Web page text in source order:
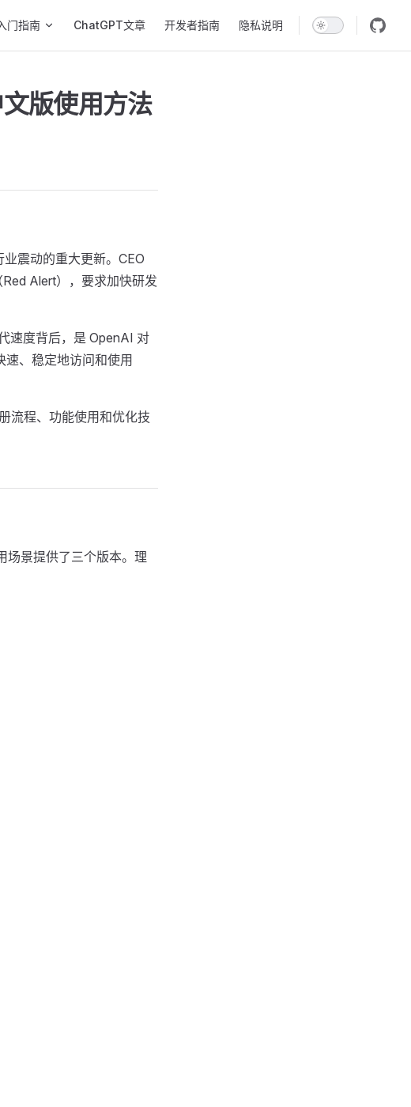
门指南 ChatGPT文章 开发者指南 隐私说明
版使用方法
震动的重大更新。CEO
Alert），要求加快研发
速度背后，是 OpenAI 对
、稳定地访问和使用
流程、功能使用和优化技
场景提供了三个版本。理